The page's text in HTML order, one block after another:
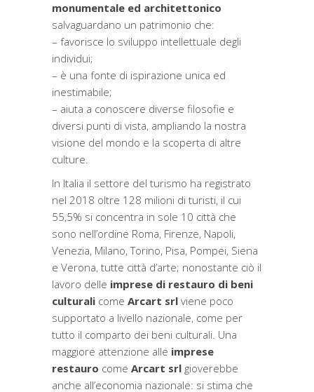
monumentale ed architettonico
salvaguardano un patrimonio che:
– favorisce lo sviluppo intellettuale degli
individui;
– è una fonte di ispirazione unica ed
inestimabile;
– aiuta a conoscere diverse filosofie e
diversi punti di vista, ampliando la nostra
visione del mondo e la scoperta di altre
culture.
In Italia il settore del turismo ha registrato
nel 2018 oltre 128 milioni di turisti, il cui
55,5% si concentra in sole 10 città che
sono nell’ordine Roma, Firenze, Napoli,
Venezia, Milano, Torino, Pisa, Pompei, Siena
e Verona, tutte città d’arte; nonostante ciò il
lavoro delle imprese di restauro di beni
culturali come Arcart srl viene poco
supportato a livello nazionale, come per
tutto il comparto dei beni culturali. Una
maggiore attenzione alle imprese
restauro come Arcart srl gioverebbe
anche all’economia nazionale: si stima che